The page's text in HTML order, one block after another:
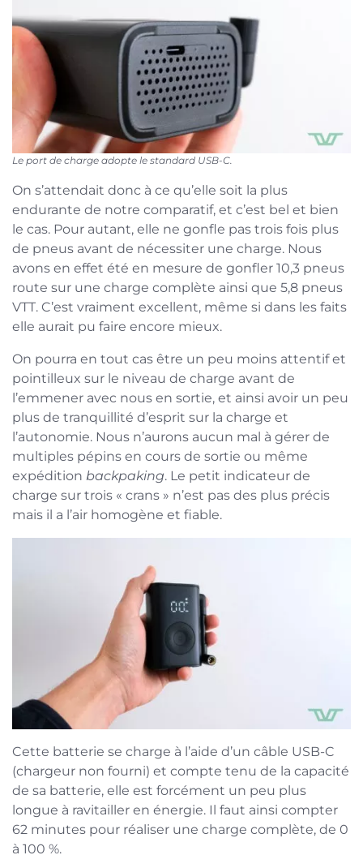
Le port de charge adopte le standard USB-C.
On s’attendait donc à ce qu’elle soit la plus
endurante de notre comparatif, et c’est bel et bien
le cas. Pour autant, elle ne gonfle pas trois fois plus
de pneus avant de nécessiter une charge. Nous
avons en effet été en mesure de gonfler 10,3 pneus
route sur une charge complète ainsi que 5,8 pneus
VTT. C’est vraiment excellent, même si dans les faits
elle aurait pu faire encore mieux.
On pourra en tout cas être un peu moins attentif et
pointilleux sur le niveau de charge avant de
l’emmener avec nous en sortie, et ainsi avoir un peu
plus de tranquillité d’esprit sur la charge et
l’autonomie. Nous n’aurons aucun mal à gérer de
multiples pépins en cours de sortie ou même
expédition backpaking. Le petit indicateur de
charge sur trois « crans » n’est pas des plus précis
mais il a l’air homogène et fiable.
Cette batterie se charge à l’aide d’un câble USB-C
(chargeur non fourni) et compte tenu de la capacité
de sa batterie, elle est forcément un peu plus
longue à ravitailler en énergie. Il faut ainsi compter
62 minutes pour réaliser une charge complète, de 0
à 100 %.